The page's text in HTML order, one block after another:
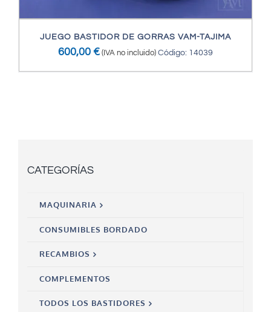
JUEGO BASTIDOR DE GORRAS VAM-TAJIMA
600,00 € (IVA no incluido) Código: 14039
CATEGORÍAS
MAQUINARIA
CONSUMIBLES BORDADO
RECAMBIOS
COMPLEMENTOS
TODOS LOS BASTIDORES